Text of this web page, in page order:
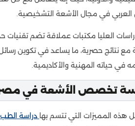
العربي في مجال الأشعة التشخيصية.
العليا مكتبات عملاقة تضم
نتائج حصرية، ما يساعد في تكوين
في حياته المهنية والأكاديمية.
تخصص الأشعة في مصر
هذه المميزات التي تتسم بها دراسة